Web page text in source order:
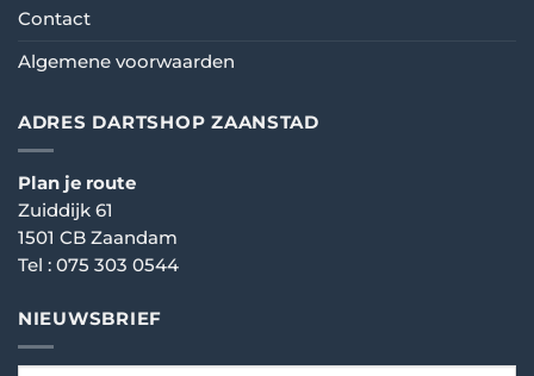
Contact
Algemene voorwaarden
ADRES DARTSHOP ZAANSTAD
Plan je route
Zuiddijk 61
1501 CB Zaandam
Tel : 075 303 0544
NIEUWSBRIEF